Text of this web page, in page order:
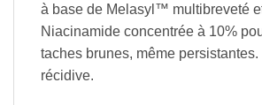
à base de Melasyl™ multibreveté
Niacinamide concentrée à 10%
taches brunes, même
récidive.